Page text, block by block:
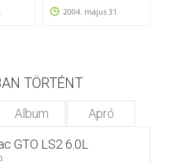
2004. május 31.
TÖRTÉNT
Album Apró
GTO LS2 6.0L